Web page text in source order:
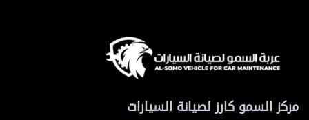
مركز السمو كارز لصيانة السيارات